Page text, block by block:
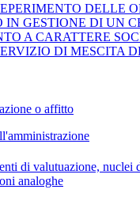
DELLE
GESTIONE DI UN
A CARATTERE
DI MESCITA
o affitto
di valutuazione, nuclei
analoghe